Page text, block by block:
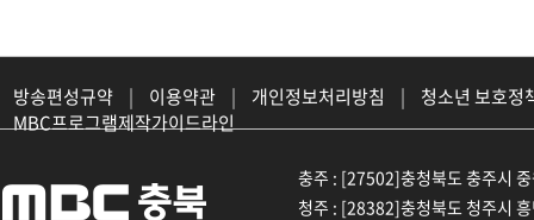
방송편성규약 | 이용약관 | 개인정보처리방침 |
청소년 보호정
MBC프로그램제작가이드라인
충주 : [27502]충청북도 충주시
청주 : [28382]충청북도 청주시